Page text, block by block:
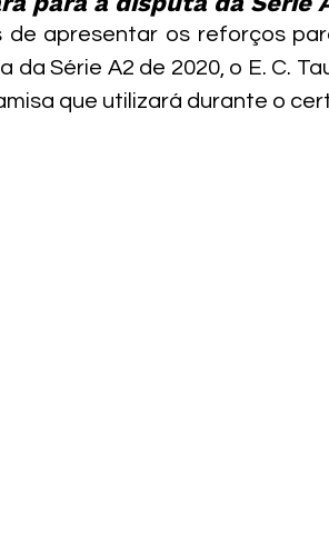
de apresentar os reforços
da Série A2 de 2020, o E. C.
que utilizará durante o